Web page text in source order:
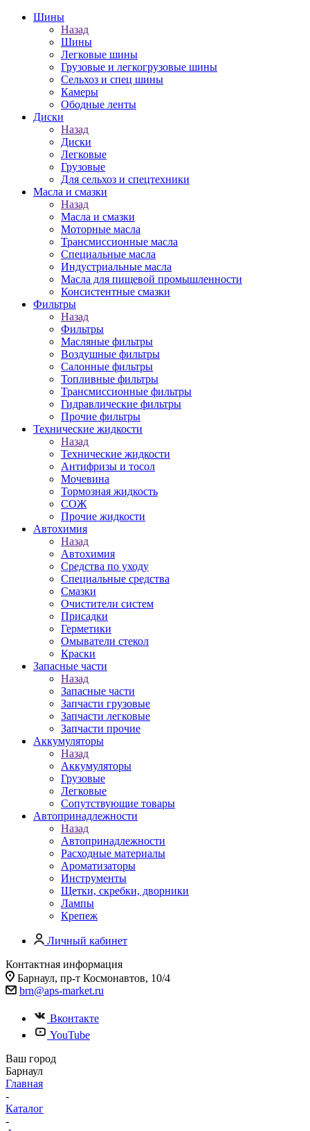
Шины
Назад
Шины
Легковые шины
Грузовые и легкогрузовые шины
Сельхоз и спец шины
Камеры
Ободные ленты
Диски
Назад
Диски
Легковые
Грузовые
Для сельхоз и спецтехники
Масла и смазки
Назад
Масла и смазки
Моторные масла
Трансмиссионные масла
Специальные масла
Индустриальные масла
Масла для пищевой промышленности
Консистентные смазки
Фильтры
Назад
Фильтры
Масляные фильтры
Воздушные фильтры
Салонные фильтры
Топливные фильтры
Трансмиссионные фильтры
Гидравлические фильтры
Прочие фильтры
Технические жидкости
Назад
Технические жидкости
Антифризы и тосол
Мочевина
Тормозная жидкость
СОЖ
Прочие жидкости
Автохимия
Назад
Автохимия
Средства по уходу
Специальные средства
Смазки
Очистители систем
Присадки
Герметики
Омыватели стекол
Краски
Запасные части
Назад
Запасные части
Запчасти грузовые
Запчасти легковые
Запчасти прочие
Аккумуляторы
Назад
Аккумуляторы
Грузовые
Легковые
Сопутствующие товары
Автопринадлежности
Назад
Автопринадлежности
Расходные материалы
Ароматизаторы
Инструменты
Щетки, скребки, дворники
Лампы
Крепеж
Личный кабинет
Контактная информация
Барнаул, пр-т Космонавтов, 10/4
brn@aps-market.ru
Вконтакте
YouTube
Ваш город
Барнаул
Главная
-
Каталог
-